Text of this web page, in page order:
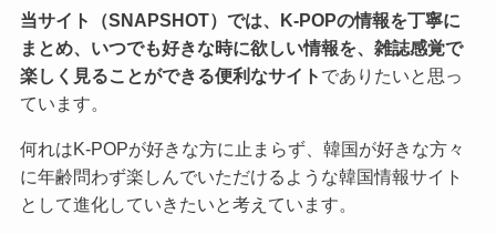
当サイト（SNAPSHOT）では、K-POPの情報を丁寧に
まとめ、いつでも好きな時に欲しい情報を、雑誌感覚で
楽しく見ることができる便利なサイト でありたいと思っ
ています。
何れはK-POPが好きな方に止まらず、韓国が好きな方々
に年齢問わず楽しんでいただけるような韓国情報サイト
として進化していきたいと考えています。